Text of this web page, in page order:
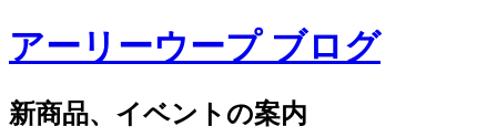
アーリーウープ ブログ
新商品、イベントの案内